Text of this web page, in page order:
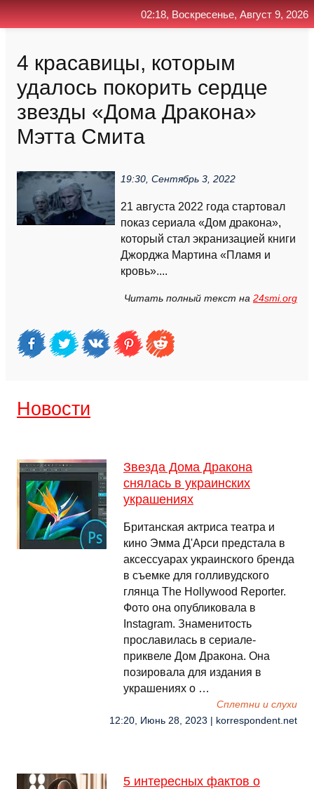
4 красавицы, которым
удалось покорить сердце
звезды «Дома Дракона»
Мэтта Смита
19:30, Сентябрь 3, 2022
21 августа 2022 года стартовал
показ сериала «Дом дракона»,
который стал экранизацией книги
Джорджа Мартина «Пламя и
кровь»....
Читать полный текст на 24smi.org
Новости
Звезда Дома Дракона
снялась в украинских
украшениях
Британская актриса театра и
кино Эмма Д'Арси предстала в
аксессуарах украинского бренда
в съемке для голливудского
глянца The Hollywood Reporter.
Фото она опубликовала в
Instagram. Знаменитость
прославилась в сериале-
приквеле Дом Дракона. Она
позировала для издания в
украшениях о …
Сплетни и слухи
12:20, Июнь 28, 2023 | korrespondent.net
5 интересных фактов о
02:18, Воскресенье, Август 9, 2026